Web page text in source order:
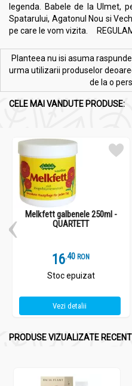
legenda. Babele de la Ulmet,
Spatarului, Agatonul Nou si
pe care le vom vizita.
Planteea nu isi asuma
urma utilizarii produselor
de la o
CELE MAI VANDUTE PRODUSE:
Melkfett galbenele 250ml -
QUARTETT
16.4 RON
Stoc epuizat
Vezi detalii
PRODUSE VIZUALIZATE